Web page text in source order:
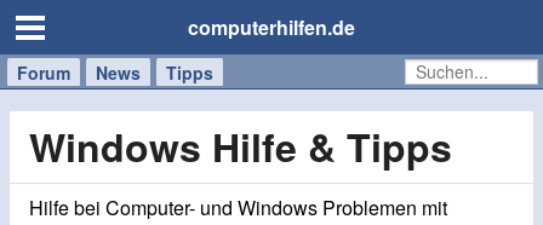
computerhilfen.de
Forum News Tipps
Handy
Windows
Mac
Windows Hilfe & Tipps
Hilfe bei Computer- und Windows Problemen mit